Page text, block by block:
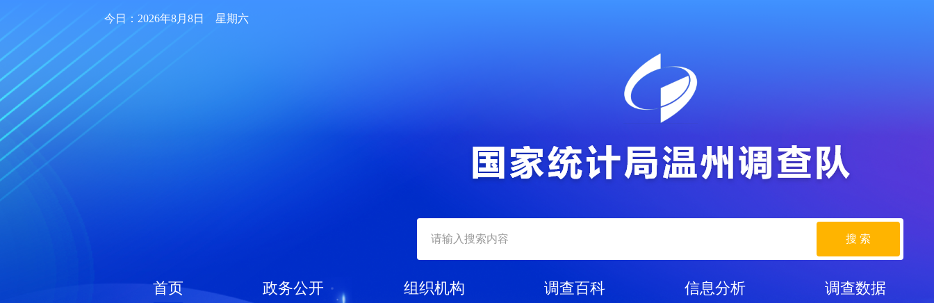
今日：2026年8月8日 星期六
搜 索
首页 政务公开 组织机构 调查百科 信息分析 调查数据